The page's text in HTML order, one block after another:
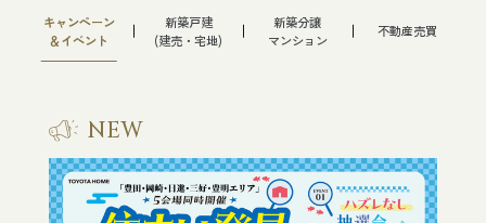
不動産購入
企業情報
キャンペーン
＆イベント
新築戸建
(建売・宅地)
新築分譲
マンション
不動産売買
NEW
NEW